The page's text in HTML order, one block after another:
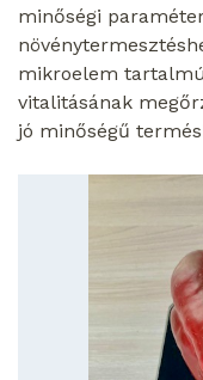
minőségi
mikroelem
vitalitásának
jó minőségű